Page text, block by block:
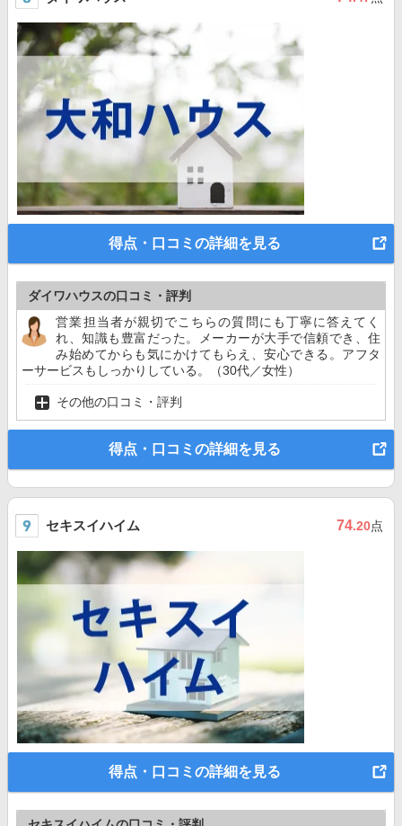
得点・口コミの詳細を見る
ダイワハウスの口コミ・評判
営業担当者が親切でこちらの質問にも丁寧に答えてく
れ、知識も豊富だった。メーカーが大手で信頼でき、住
み始めてからも気にかけてもらえ、安心できる。アフタ
ーサービスもしっかりしている。（30代／女性）
その他の口コミ・評判
得点・口コミの詳細を見る
セキスイハイム 74.20点
得点・口コミの詳細を見る